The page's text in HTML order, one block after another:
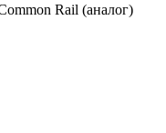
Rail (аналог)